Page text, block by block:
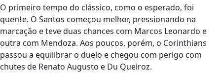
O primeiro tempo do clássico, como o esperado, foi
quente. O Santos começou melhor, pressionando na
marcação e teve duas chances com Marcos Leonardo e
outra com Mendoza. Aos poucos, porém, o Corinthians
passou a equilibrar o duelo e chegou com perigo com
chutes de Renato Augusto e Du Queiroz.